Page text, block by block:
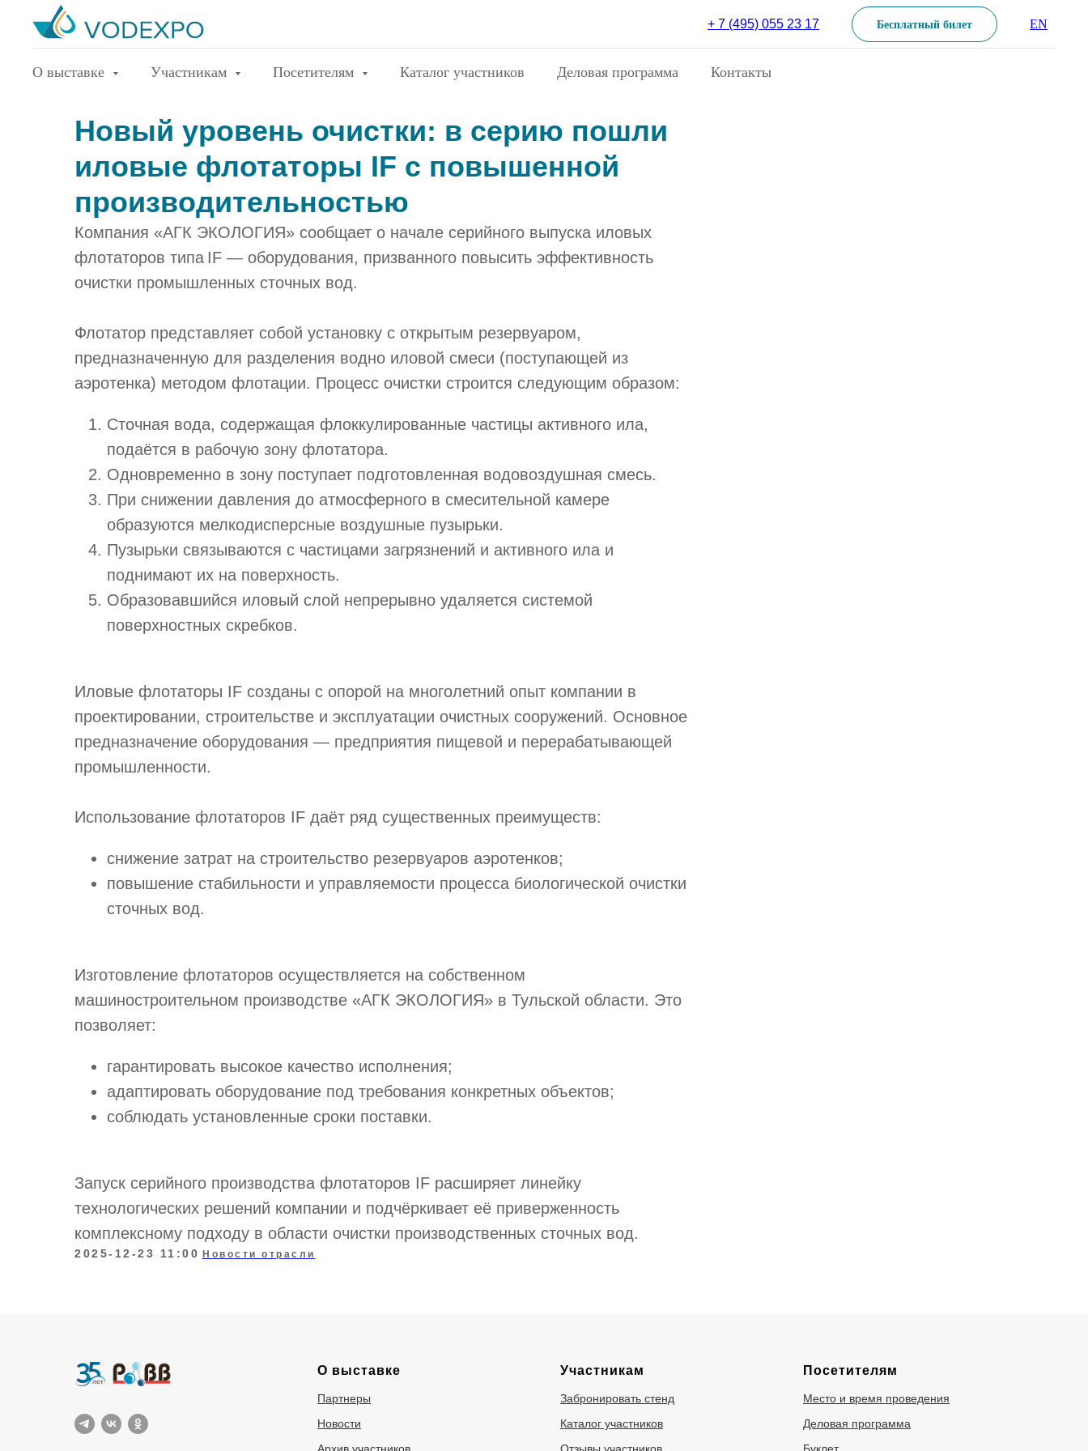
+ 7 (495) 055 23 17 Бесплатный билет EN
О выставке Участникам Посетителям Каталог участников Деловая программа Контакты
Новый уровень очистки: в серию пошли
иловые флотаторы IF с повышенной
производительностью
Компания «АГК ЭКОЛОГИЯ» сообщает о начале серийного выпуска иловых
флотаторов типа IF — оборудования, призванного повысить эффективность
очистки промышленных сточных вод.
Флотатор представляет собой установку с открытым резервуаром,
предназначенную для разделения водно иловой смеси (поступающей из
аэротенка) методом флотации. Процесс очистки строится следующим образом:
Сточная вода, содержащая флоккулированные частицы активного ила,
подаётся в рабочую зону флотатора.
Одновременно в зону поступает подготовленная водовоздушная смесь.
При снижении давления до атмосферного в смесительной камере
образуются мелкодисперсные воздушные пузырьки.
Пузырьки связываются с частицами загрязнений и активного ила и
поднимают их на поверхность.
Образовавшийся иловый слой непрерывно удаляется системой
поверхностных скребков.
Иловые флотаторы IF созданы с опорой на многолетний опыт компании в
проектировании, строительстве и эксплуатации очистных сооружений. Основное
предназначение оборудования — предприятия пищевой и перерабатывающей
промышленности.
Использование флотаторов IF даёт ряд существенных преимуществ:
снижение затрат на строительство резервуаров аэротенков;
повышение стабильности и управляемости процесса биологической очистки
сточных вод.
Изготовление флотаторов осуществляется на собственном
машиностроительном производстве «АГК ЭКОЛОГИЯ» в Тульской области. Это
позволяет:
гарантировать высокое качество исполнения;
адаптировать оборудование под требования конкретных объектов;
соблюдать установленные сроки поставки.
Запуск серийного производства флотаторов IF расширяет линейку
технологических решений компании и подчёркивает её приверженность
комплексному подходу в области очистки производственных сточных вод.
2025-12-23 11:00 Новости отрасли
О выставке
Партнеры
Новости
Участникам
Забронировать стенд
Каталог участников
Посетителям
Место и время проведения
Деловая программа